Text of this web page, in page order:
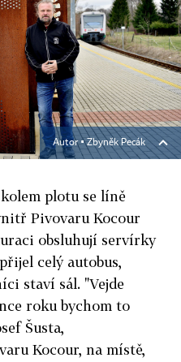
Autor ▪Zbyněk Pecák
plotu se líně
Pivovaru Kocour
obsluhují servírky
celý autobus,
staví sál. "Vejde
roku bychom to
Šusta,
Kocour, na místě,